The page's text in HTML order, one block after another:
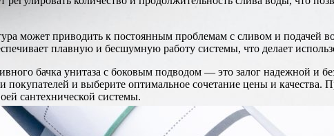
может приводить к постоянным проблемам с сливом и подачей
плавную и бесшумную работу системы, что делает
бачка унитаза с боковым подводом — это залог надежной и
покупателей и выберите оптимальное сочетание цены и
сантехнической системы.